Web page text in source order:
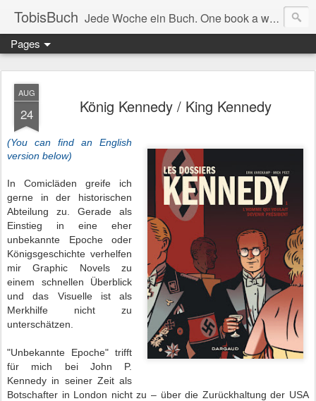
TobisBuch Jede Woche ein Buch. One book a week.
Pages
AUG
24 König Kennedy / King Kennedy
(You can find an English
version below)
In Comicläden greife ich
gerne in der historischen
Abteilung zu. Gerade als
Einstieg in eine eher
unbekannte Epoche oder
Königsgeschichte verhelfen
mir Graphic Novels zu
einem schnellen Überblick
und das Visuelle ist als
Merkhilfe nicht zu
unterschätzen.
"Unbekannte Epoche" trifft
für mich bei John P.
Kennedy in seiner Zeit als
Botschafter in London nicht zu – über die Zurückhaltung der USA